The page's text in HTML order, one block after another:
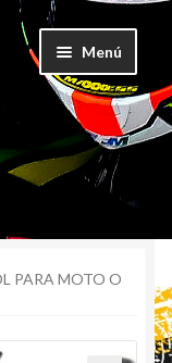
Menú
PARA MOTO O